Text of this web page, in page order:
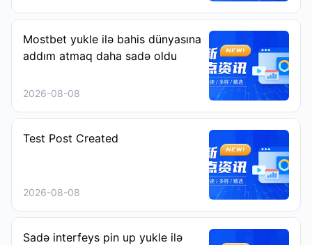
Mostbet yukle ilə bahis dünyasına
addım atmaq daha sadə oldu
2026-08-08
Test Post Created
2026-08-08
Sadə interfeys pin up yukle ilə